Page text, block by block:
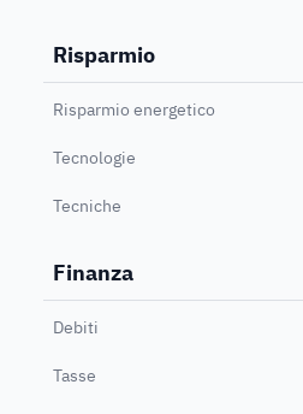
Risparmio
Risparmio energetico
Tecnologie
Tecniche
Finanza
Debiti
Tasse